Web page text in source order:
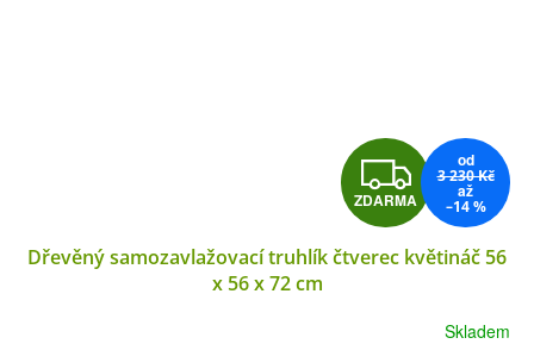
Z
D
A
ZDARMA
od
3 230 Kč
až
–14 %
Dřevěný samozavlažovací truhlík čtverec květináč 56
x 56 x 72 cm
Skladem